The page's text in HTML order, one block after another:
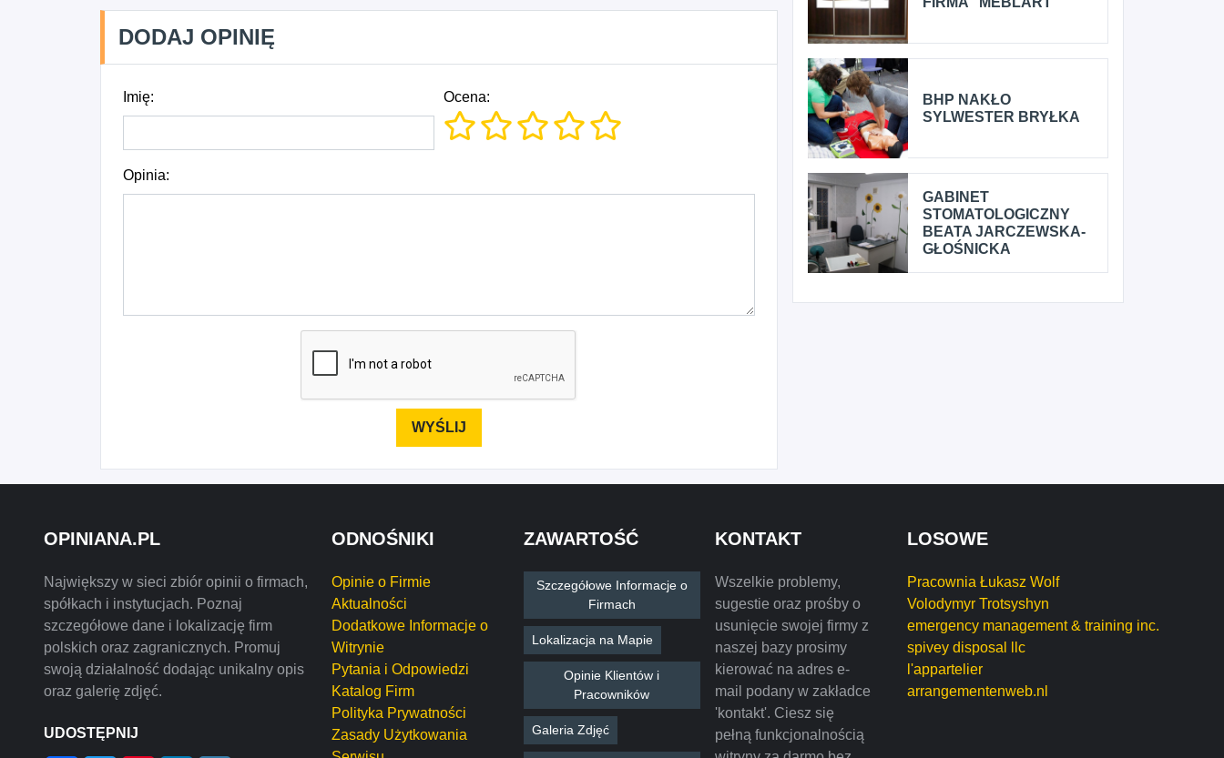
DODAJ OPINIĘ
Imię: Ocena:
Opinia:
BHP NAKŁO
SYLWESTER BRYŁKA
GABINET
STOMATOLOGICZNY
BEATA JARCZEWSKA-
GŁOŚNICKA
OPINIANA.PL
Największy w sieci zbiór opinii o firmach,
spółkach i instytucjach. Poznaj
szczegółowe dane i lokalizację firm
polskich oraz zagranicznych. Promuj
swoją działalność dodając unikalny opis
oraz galerię zdjęć.
UDOSTĘPNIJ
ODNOŚNIKI
Opinie o Firmie
Aktualności
Dodatkowe Informacje o
Witrynie
Pytania i Odpowiedzi
Katalog Firm
Polityka Prywatności
Zasady Użytkowania
ZAWARTOŚĆ
Szczegółowe Informacje o
Firmach
Lokalizacja na Mapie
Opinie Klientów i
Pracowników
Galeria Zdjęć
KONTAKT
Wszelkie problemy,
sugestie oraz prośby o
usunięcie swojej firmy z
naszej bazy prosimy
kierować na adres e-
mail podany w zakładce
'kontakt'. Ciesz się
pełną funkcjonalnością
LOSOWE
Pracownia Łukasz Wolf
Volodymyr Trotsyshyn
emergency management & training inc.
spivey disposal llc
l'appartelier
arrangementenweb.nl